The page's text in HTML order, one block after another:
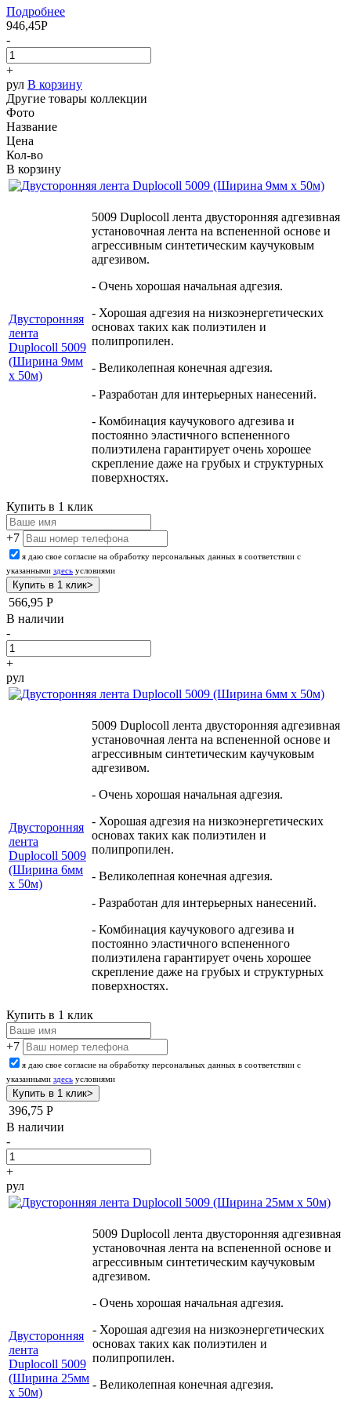
Подробнее
946,45Р
-
+
рул В корзину
Другие товары коллекции
Фото
Название
Цена
Кол-во
В корзину
Двусторонняя
лента
Duplocoll 5009
(Ширина 9мм
х 50м)
5009 Duplocoll лента двусторонняя адгезивная
установочная лента на вспененной основе и
агрессивным синтетическим каучуковым
адгезивом.
- Очень хорошая начальная адгезия.
- Хорошая адгезия на низкоэнергетических
основах таких как полиэтилен и
полипропилен.
- Великолепная конечная адгезия.
- Разработан для интерьерных нанесений.
- Комбинация каучукового адгезива и
постоянно эластичного вспененного
полиэтилена гарантирует очень хорошее
скрепление даже на грубых и структурных
поверхностях.
Купить в 1 клик
+7
я даю свое согласие на обработку персональных данных в соответствии с
указанными здесь условиями
566,95 Р
В наличии
-
+
рул
Двусторонняя
лента
Duplocoll 5009
(Ширина 6мм
х 50м)
5009 Duplocoll лента двусторонняя адгезивная
установочная лента на вспененной основе и
агрессивным синтетическим каучуковым
адгезивом.
- Очень хорошая начальная адгезия.
- Хорошая адгезия на низкоэнергетических
основах таких как полиэтилен и
полипропилен.
- Великолепная конечная адгезия.
- Разработан для интерьерных нанесений.
- Комбинация каучукового адгезива и
постоянно эластичного вспененного
полиэтилена гарантирует очень хорошее
скрепление даже на грубых и структурных
поверхностях.
Купить в 1 клик
+7
я даю свое согласие на обработку персональных данных в соответствии с
указанными здесь условиями
396,75 Р
В наличии
-
+
рул
Двусторонняя
лента
Duplocoll 5009
(Ширина 25мм
х 50м)
5009 Duplocoll лента двусторонняя адгезивная
установочная лента на вспененной основе и
агрессивным синтетическим каучуковым
адгезивом.
- Очень хорошая начальная адгезия.
- Хорошая адгезия на низкоэнергетических
основах таких как полиэтилен и
полипропилен.
- Великолепная конечная адгезия.